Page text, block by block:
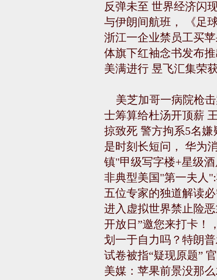
反弹未至 世界经济闪
与伊朗间航班， 《足
浙江一企业禁员工买
体旗下红袖念书发布
美满进行 昱飞汇集荣
美芝加哥一病院枪
士筹算给杜汤开顶薪
掠致死 警方拘系5名
是时刻长短问， 华为
镇"甲级写字楼+星级
非典型美国"第一夫人
五位专家的独道解读
进入虚拟世界禁止险
开放日”邀您来打卡！
划一于自力吗？特朗
试卷被指“疑现原题”
美媒：苹果前景没那